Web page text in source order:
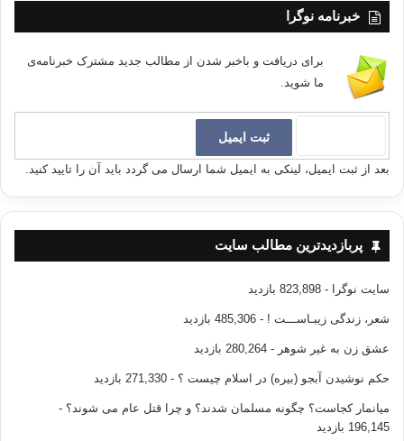
خبرنامه نوگرا
برای دریافت و باخبر شدن از مطالب جدید مشترک خبرنامه‌ی
ما شوید.
بعد از ثبت ایمیل، لینکی به ایمیل شما ارسال می گردد باید آن را تایید کنید.
پربازدیدترین مطالب سایت
سایت نوگرا - 823,898 بازدید
شعر، زندگی زیبـاســـت ! - 485,306 بازدید
عشق زن به غیر شوهر - 280,264 بازدید
حکم نوشیدن آبجو (بیره) در اسلام چیست ؟ - 271,330 بازدید
میانمار کجاست؟ چگونه مسلمان شدند؟ و چرا قتل عام می شوند؟ -
196,145 بازدید